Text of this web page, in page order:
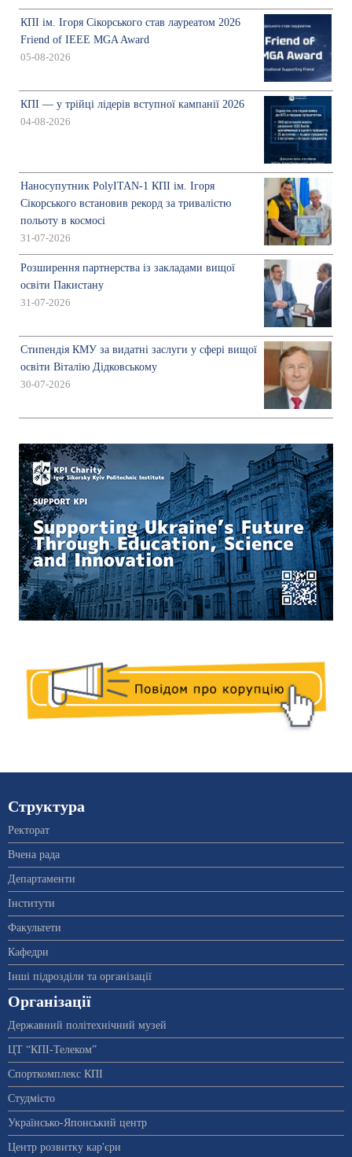
КПІ ім. Ігоря Сікорського став лауреатом 2026
Friend of IEEE MGA Award
05-08-2026
КПІ — у трійці лідерів вступної кампанії 2026
04-08-2026
Наносупутник PolyITAN-1 КПІ ім. Ігоря
Сікорського встановив рекорд за тривалістю
польоту в космосі
31-07-2026
Розширення партнерства із закладами вищої
освіти Пакистану
31-07-2026
Стипендія КМУ за видатні заслуги у сфері вищої
освіти Віталію Дідковському
30-07-2026
Структура
Ректорат
Вчена рада
Департаменти
Інститути
Факультети
Кафедри
Інші підрозділи та організації
Організації
Державний політехнічний музей
ЦТ “КПІ-Телеком”
Спорткомплекс КПІ
Студмісто
Українсько-Японський центр
Центр розвитку кар'єри